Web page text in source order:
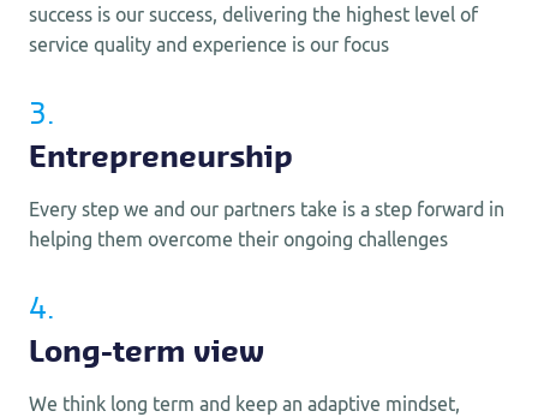
success is our success, delivering the highest level of
service quality and experience is our focus
3.
Entrepreneurship
Every step we and our partners take is a step forward in
helping them overcome their ongoing challenges
4.
Long-term view
We think long term and keep an adaptive mindset,